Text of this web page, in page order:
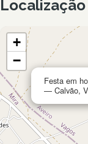
Localização
Festa em
— Calvão,
+
−